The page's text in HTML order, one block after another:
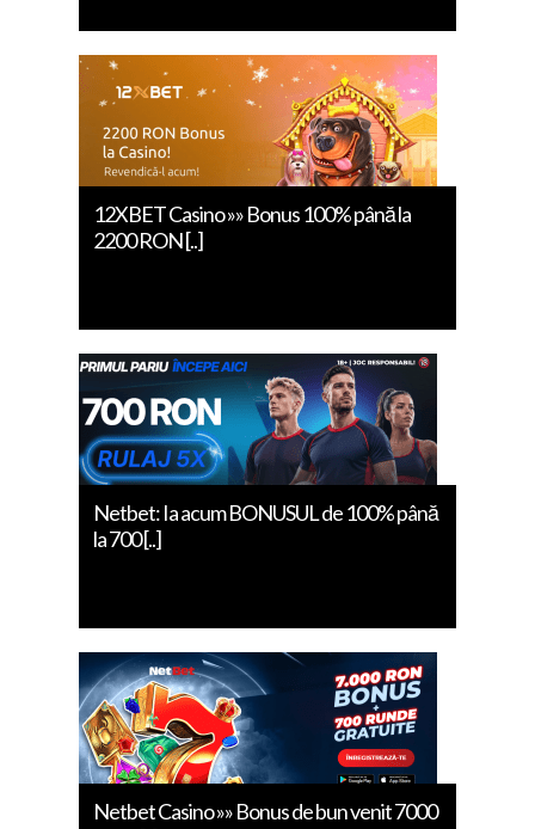
12XBET Casino »» Bonus 100% până la
2200 RON [..]
Netbet: Ia acum BONUSUL de 100% până
la 700 [..]
Netbet Casino »» Bonus de bun venit 7000